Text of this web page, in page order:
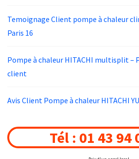
Temoignage Client pompe à chaleur
Paris 16
Pompe à chaleur HITACHI multisplit –
client
Avis Client Pompe à chaleur HITACHI
Tél : 01 43 94